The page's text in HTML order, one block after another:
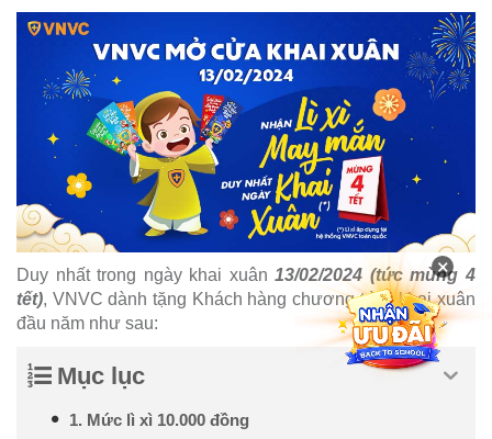
Duy nhất trong ngày khai xuân13/02/2024 (tức mùng 4
tết), VNVC dành tặng Khách hàng chương trình khai xuân
đầu năm như sau:
Mục lục
1. Mức lì xì 10.000 đồng
×